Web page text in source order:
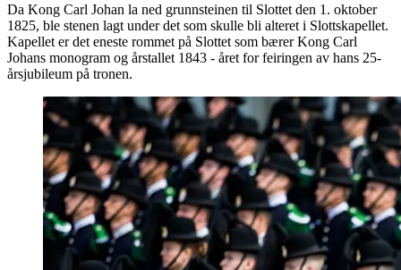
Da Kong Carl Johan la ned grunnsteinen til Slottet den 1. oktober
1825, ble stenen lagt under det som skulle bli alteret i Slottskapellet.
Kapellet er det eneste rommet på Slottet som bærer Kong Carl
Johans monogram og årstallet 1843 - året for feiringen av hans 25-
årsjubileum på tronen.